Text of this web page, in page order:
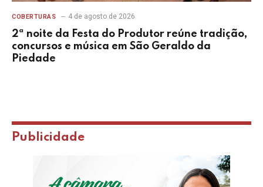
COBERTURAS 4 de agosto de 2026
2ª noite da Festa do Produtor reúne tradição,
concursos e música em São Geraldo da
Piedade
Publicidade